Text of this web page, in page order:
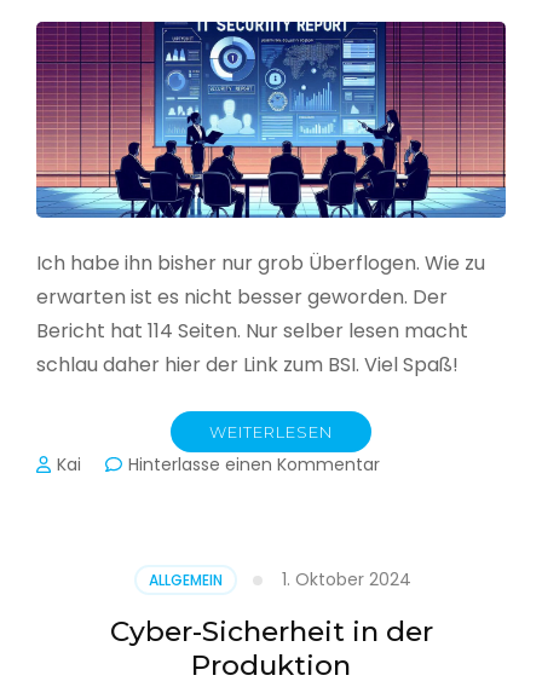
Ich habe ihn bisher nur grob Überflogen. Wie zu
erwarten ist es nicht besser geworden. Der
Bericht hat 114 Seiten. Nur selber lesen macht
schlau daher hier der Link zum BSI. Viel Spaß!
WEITERLESEN
Kai Hinterlasse einen Kommentarzu
seinen
Lagebericht
zur
ALLGEMEIN 1. Oktober 2024
Cyber-Sicherheit in der
Produktion